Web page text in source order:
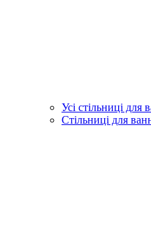
Усі стільниці для
Стільниці для